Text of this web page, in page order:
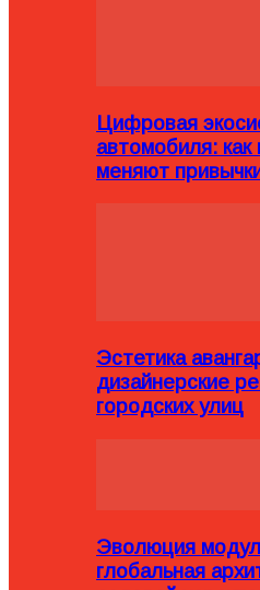
Цифровая
автомобиля:
меняют
Эстетика
дизайнерские
городских улиц
Эволюция
глобальная